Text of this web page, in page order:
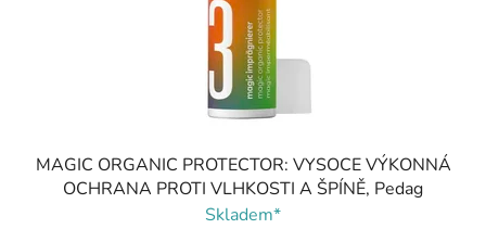
MAGIC ORGANIC PROTECTOR: VYSOCE VÝKONNÁ
OCHRANA PROTI VLHKOSTI A ŠPÍNĚ, Pedag
Skladem*